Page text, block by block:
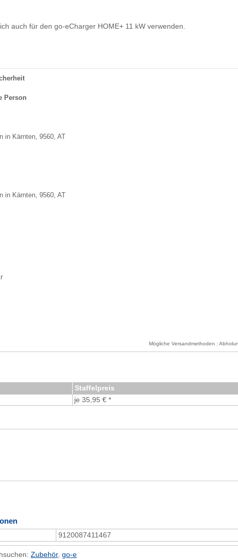
auch für den go-eCharger HOME+ 11 kW verwenden.
Person
in Kärnten, 9560, AT
in Kärnten, 9560, AT
Mögliche Versandmethoden :
Staffelpreis
je 35,95 € *
9120087411467
Zubehör, go-e